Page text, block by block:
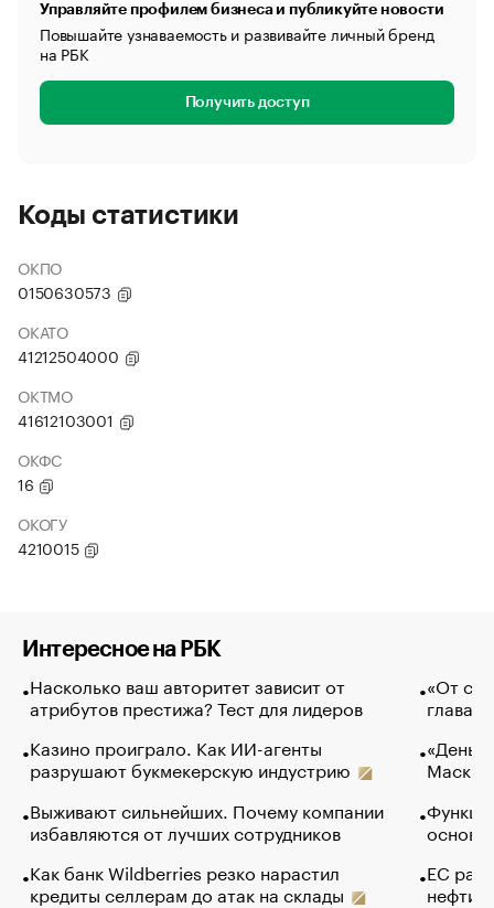
Управляйте профилем бизнеса и публикуйте новости
Повышайте узнаваемость и развивайте личный бренд
на РБК
Получить доступ
Коды статистики
ОКПО
0150630573
ОКАТО
41212504000
ОКТМО
41612103001
ОКФС
16
ОКОГУ
4210015
Интересное на РБК
Насколько ваш авторитет зависит от
атрибутов престижа? Тест для лидеров
Казино проиграло. Как ИИ-агенты
разрушают букмекерскую индустрию
Выживают сильнейших. Почему компании
избавляются от лучших сотрудников
Как банк Wildberries резко нарастил
кредиты селлерам до атак на склады
«От
глава
Маск в
основ
ЕС
нефти